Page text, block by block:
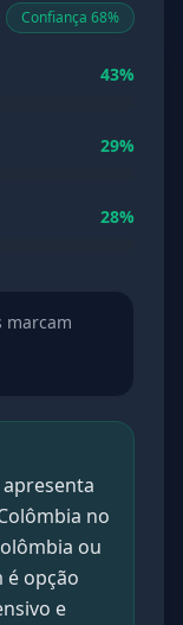
Confiança 68%
43%
29%
28%
marcam
apresenta
no
ou
é opção
e